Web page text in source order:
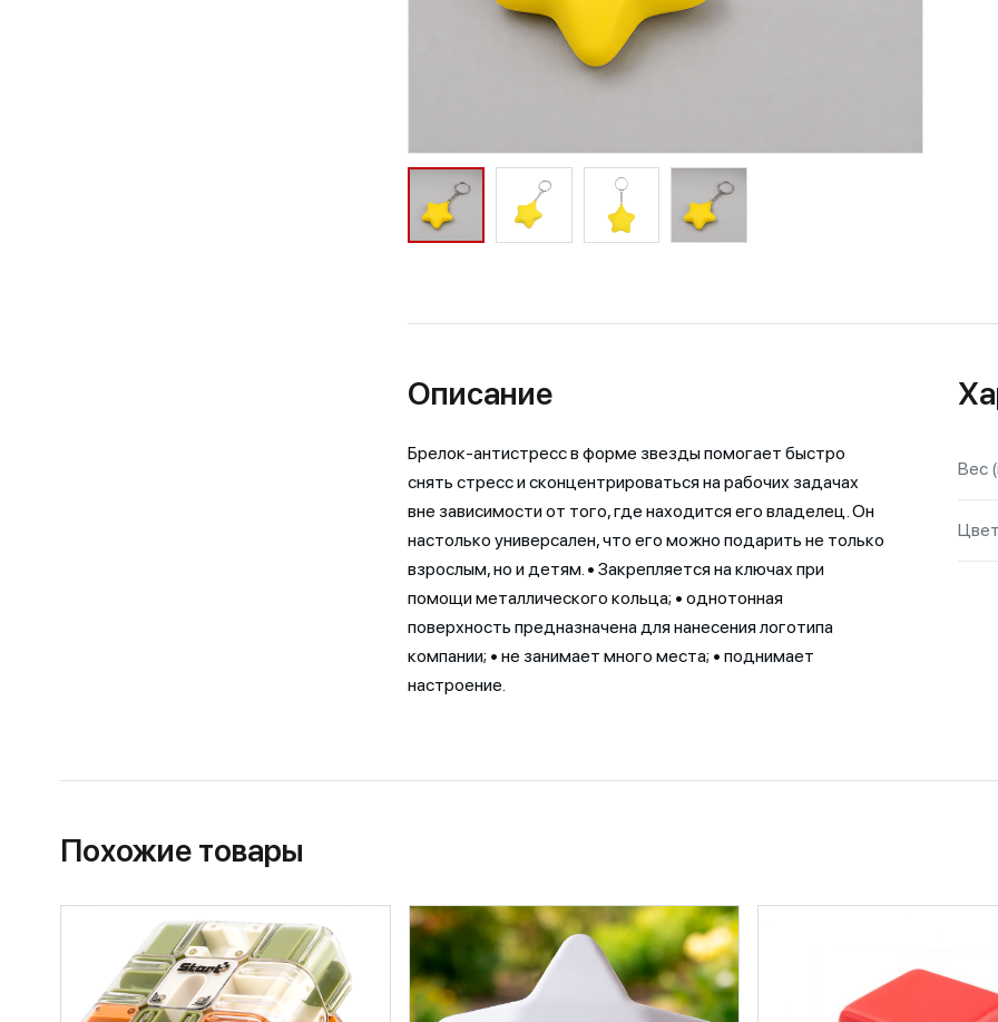
Описание
Брелок-антистресс в форме звезды помогает быстро
снять стресс и сконцентрироваться на рабочих задачах
вне зависимости от того, где находится его владелец. Он
настолько универсален, что его можно подарить не только
взрослым, но и детям. • Закрепляется на ключах при
помощи металлического кольца; • однотонная
поверхность предназначена для нанесения логотипа
компании; • не занимает много места; • поднимает
настроение.
Вес
Похожие товары